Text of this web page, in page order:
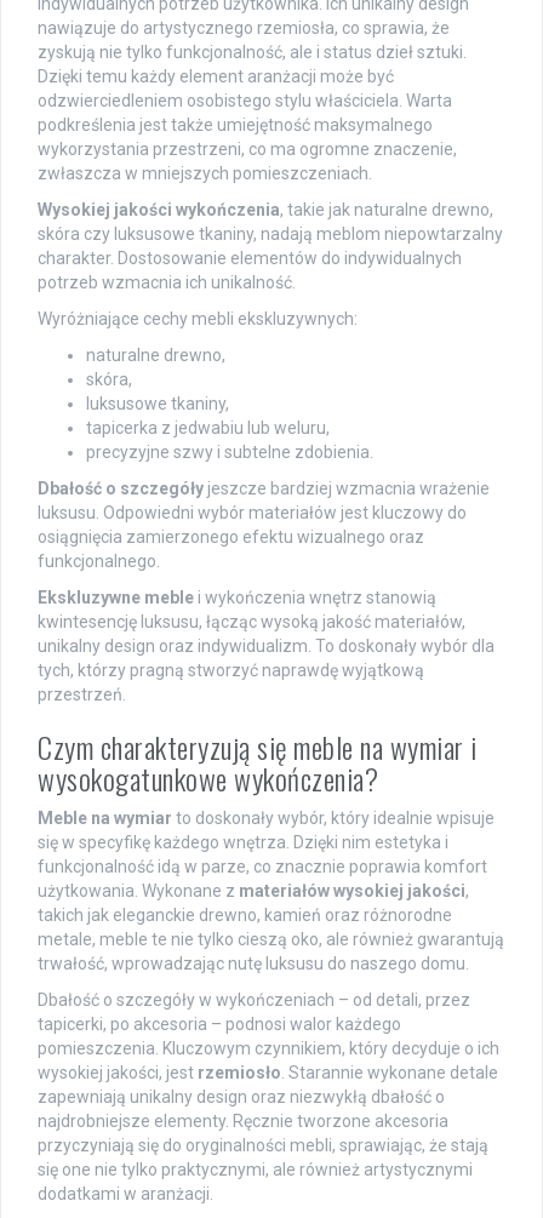
indywidualnych potrzeb użytkownika. Ich unikalny design
nawiązuje do artystycznego rzemiosła, co sprawia, że
zyskują nie tylko funkcjonalność, ale i status dzieł sztuki.
Dzięki temu każdy element aranżacji może być
odzwierciedleniem osobistego stylu właściciela. Warta
podkreślenia jest także umiejętność maksymalnego
wykorzystania przestrzeni, co ma ogromne znaczenie,
zwłaszcza w mniejszych pomieszczeniach.
Wysokiej jakości wykończenia, takie jak naturalne drewno,
skóra czy luksusowe tkaniny, nadają meblom niepowtarzalny
charakter. Dostosowanie elementów do indywidualnych
potrzeb wzmacnia ich unikalność.
Wyróżniające cechy mebli ekskluzywnych:
naturalne drewno,
skóra,
luksusowe tkaniny,
tapicerka z jedwabiu lub weluru,
precyzyjne szwy i subtelne zdobienia.
Dbałość o szczegóły jeszcze bardziej wzmacnia wrażenie
luksusu. Odpowiedni wybór materiałów jest kluczowy do
osiągnięcia zamierzonego efektu wizualnego oraz
funkcjonalnego.
Ekskluzywne meble i wykończenia wnętrz stanowią
kwintesencję luksusu, łącząc wysoką jakość materiałów,
unikalny design oraz indywidualizm. To doskonały wybór dla
tych, którzy pragną stworzyć naprawdę wyjątkową
przestrzeń.
Czym charakteryzują się meble na wymiar i
wysokogatunkowe wykończenia?
Meble na wymiar to doskonały wybór, który idealnie wpisuje
się w specyfikę każdego wnętrza. Dzięki nim estetyka i
funkcjonalność idą w parze, co znacznie poprawia komfort
użytkowania. Wykonane z materiałów wysokiej jakości,
takich jak eleganckie drewno, kamień oraz różnorodne
metale, meble te nie tylko cieszą oko, ale również gwarantują
trwałość, wprowadzając nutę luksusu do naszego domu.
Dbałość o szczegóły w wykończeniach – od detali, przez
tapicerki, po akcesoria – podnosi walor każdego
pomieszczenia. Kluczowym czynnikiem, który decyduje o ich
wysokiej jakości, jest rzemiosło. Starannie wykonane detale
zapewniają unikalny design oraz niezwykłą dbałość o
najdrobniejsze elementy. Ręcznie tworzone akcesoria
przyczyniają się do oryginalności mebli, sprawiając, że stają
się one nie tylko praktycznymi, ale również artystycznymi
dodatkami w aranżacji.